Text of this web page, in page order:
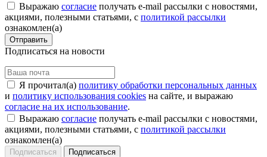
Выражаю согласие получать e-mail рассылки с новостями,
акциями, полезными статьями, с политикой рассылки
ознакомлен(а)
Отправить
Подписаться на новости
Я прочитал(а) политику обработки персональных данных
и политику использования cookies на сайте, и выражаю
согласие на их использование.
Выражаю согласие получать e-mail рассылки с новостями,
акциями, полезными статьями, с политикой рассылки
ознакомлен(а)
Подписаться